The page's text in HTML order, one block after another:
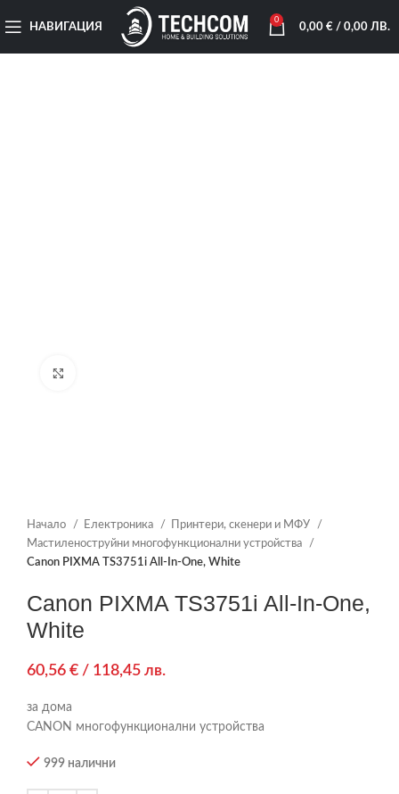
НАВИГАЦИЯ
0
0,00 €/ 0,00 ЛВ.
Начало Електроника
Принтери, скенери и МФУ
Мастиленоструйни многофункционални устройства
Canon PIXMA TS3751i All-In-One, White
Canon PIXMA TS3751i All-In-One,
White
60,56 € / 118,45 лв.
за дома
CANON многофункционални устройства
999 налични